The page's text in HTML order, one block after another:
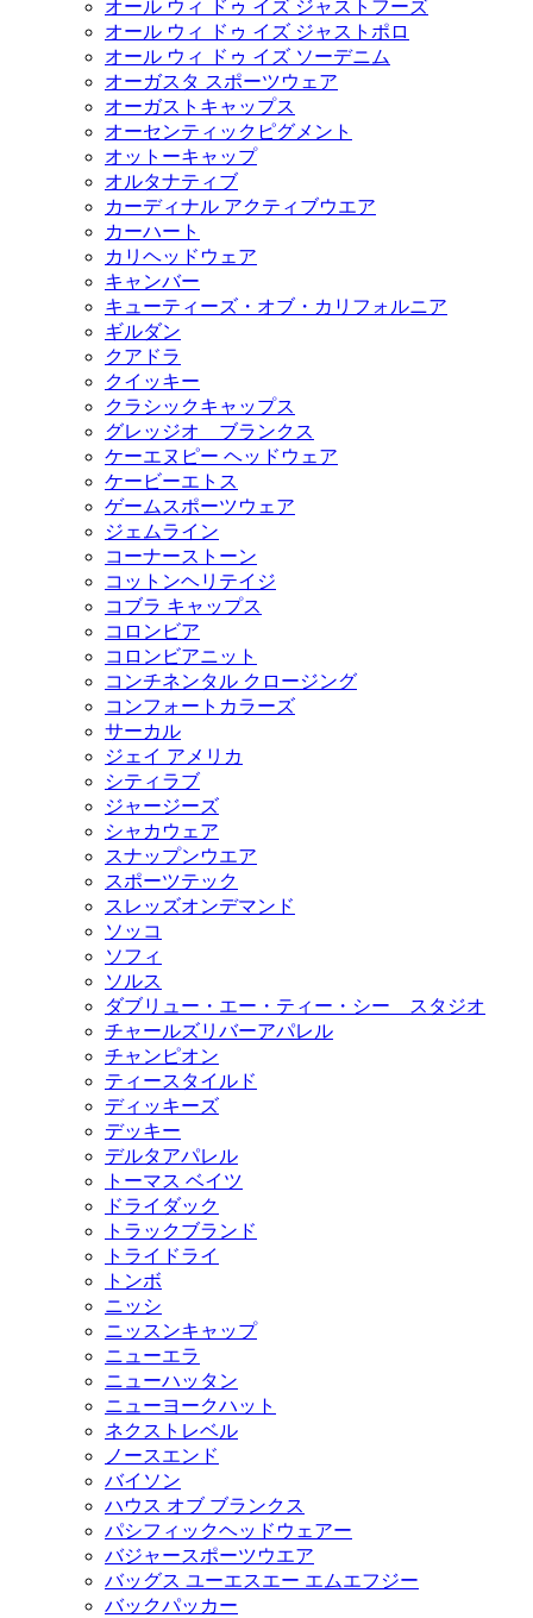
オール ウィ ドゥ イズ ジャストフーズ
オール ウィ ドゥ イズ ジャストポロ
オール ウィ ドゥ イズ ソーデニム
オーガスタ スポーツウェア
オーガストキャップス
オーセンティックピグメント
オットーキャップ
オルタナティブ
カーディナル アクティブウエア
カーハート
カリヘッドウェア
キャンバー
キューティーズ・オブ・カリフォルニア
ギルダン
クアドラ
クイッキー
クラシックキャップス
グレッジオ ブランクス
ケーエヌピー ヘッドウェア
ケービーエトス
ゲームスポーツウェア
ジェムライン
コーナーストーン
コットンヘリテイジ
コブラ キャップス
コロンビア
コロンビアニット
コンチネンタル クロージング
コンフォートカラーズ
サーカル
ジェイ アメリカ
シティラブ
ジャージーズ
シャカウェア
スナップンウエア
スポーツテック
スレッズオンデマンド
ソッコ
ソフィ
ソルス
ダブリュー・エー・ティー・シー スタジオ
チャールズリバーアパレル
チャンピオン
ティースタイルド
ディッキーズ
デッキー
デルタアパレル
トーマス ベイツ
ドライダック
トラックブランド
トライドライ
トンボ
ニッシ
ニッスンキャップ
ニューエラ
ニューハッタン
ニューヨークハット
ネクストレベル
ノースエンド
バイソン
ハウス オブ ブランクス
パシフィックヘッドウェアー
バジャースポーツウエア
バッグス ユーエスエー エムエフジー
バックパッカー